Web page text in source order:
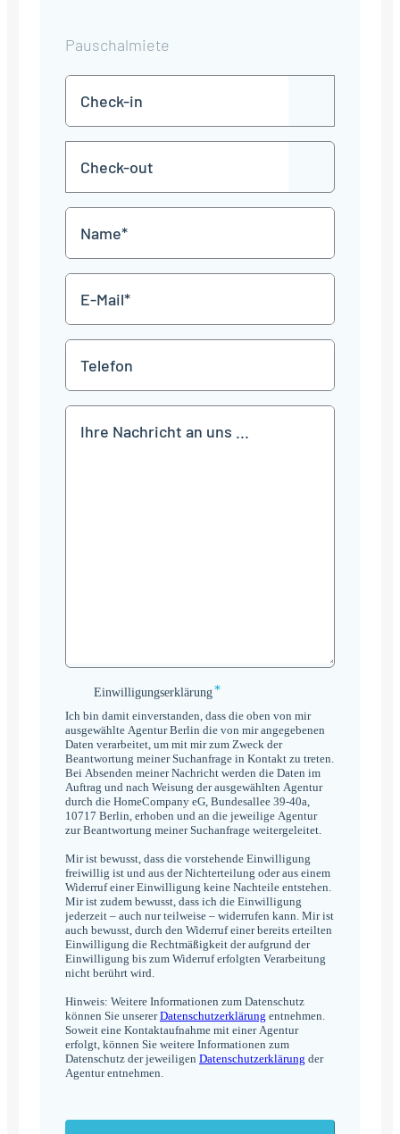
Pauschalmiete
in
TT
Punkt
MM
JJJJ
TT
Punkt
MM
JJJJ
Mail
*
Einwilligungserklärung
Einwilligungserklärung*
Ich bin damit einverstanden, dass die oben von mir
ausgewählte Agentur Berlin die von mir angegebenen
Daten verarbeitet, um mit mir zum Zweck der
Beantwortung meiner Suchanfrage in Kontakt zu treten.
Bei Absenden meiner Nachricht werden die Daten im
Auftrag und nach Weisung der ausgewählten Agentur
durch die HomeCompany eG, Bundesallee 39-40a,
10717 Berlin, erhoben und an die jeweilige Agentur
zur Beantwortung meiner Suchanfrage weitergeleitet.
Mir ist bewusst, dass die vorstehende Einwilligung
freiwillig ist und aus der Nichterteilung oder aus einem
Widerruf einer Einwilligung keine Nachteile entstehen.
Mir ist zudem bewusst, dass ich die Einwilligung
jederzeit – auch nur teilweise – widerrufen kann. Mir ist
auch bewusst, durch den Widerruf einer bereits erteilten
Einwilligung die Rechtmäßigkeit der aufgrund der
Einwilligung bis zum Widerruf erfolgten Verarbeitung
nicht berührt wird.
Hinweis: Weitere Informationen zum Datenschutz
können Sie unsererDatenschutzerklärung entnehmen.
Soweit eine Kontaktaufnahme mit einer Agentur
erfolgt, können Sie weitere Informationen zum
Datenschutz der jeweiligen Datenschutzerklärung der
Agentur entnehmen.